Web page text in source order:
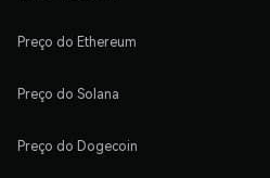
Preço do Ethereum
Preço do Solana
Preço do Dogecoin